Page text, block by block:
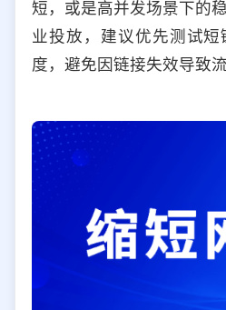
短，或是高并发场景下的
业投放，建议优先测试
度，避免因链接失效导致流